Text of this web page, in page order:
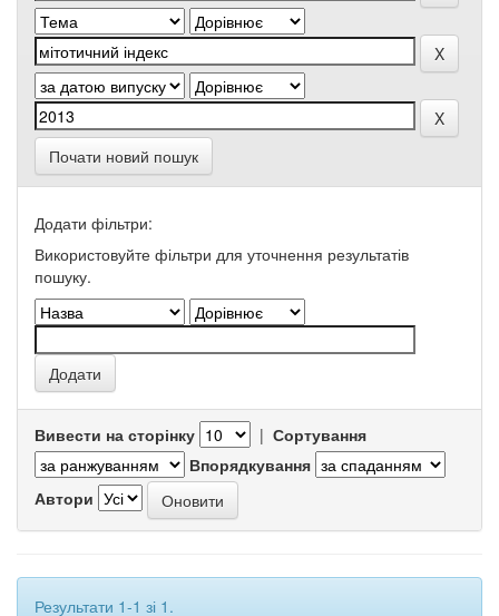
Почати новий пошук
Додати фільтри:
Використовуйте фільтри для уточнення результатів
пошуку.
Вивести на сторінку | Сортування
Впорядкування
Автори
Результати 1-1 зі 1.